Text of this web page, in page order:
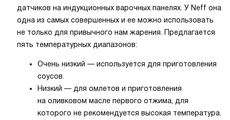
датчиков на индукционных варочных панелях. У Neff она
одна из самых совершенных и ее можно использовать
не только для привычного нам жарения. Предлагается
пять температурных диапазонов:
Очень низкий — используется для приготовления
соусов.
Низкий — для омлетов и приготовления
на оливковом масле первого отжима, для
которого не рекомендуется высокая температура.